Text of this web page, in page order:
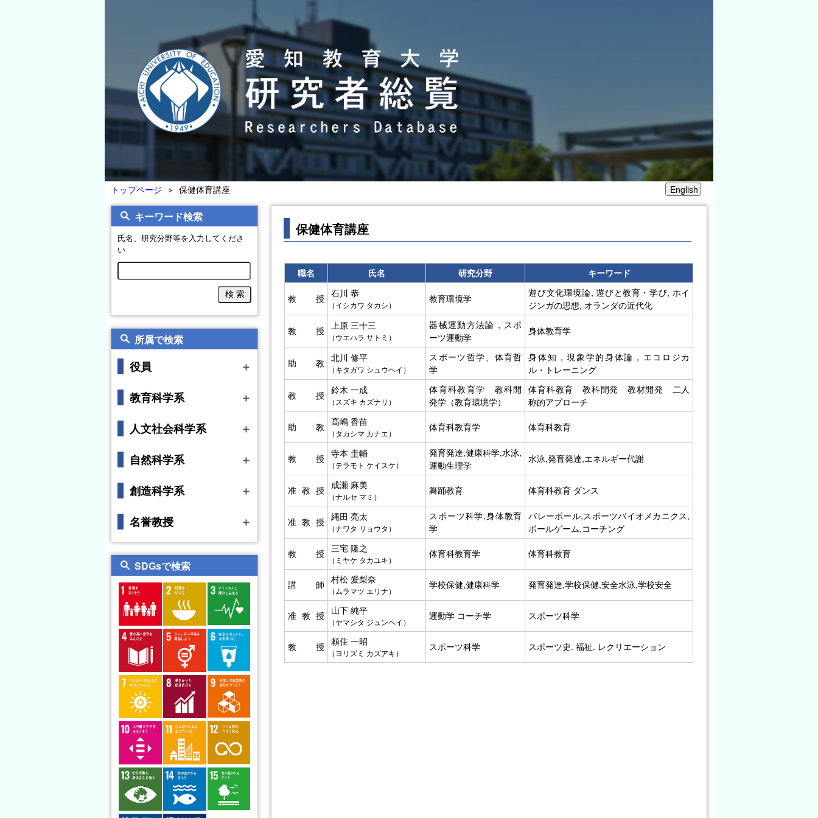
トップページ ＞ 保健体育講座 English
キーワード検索
氏名、研究分野等を入力してくださ
い
所属で検索
役員 ＋
学長
教育科学系 ＋
生活科教育講座
養護教育講座
学校教育講座
心理講座
福祉講座
教育ガバナンス講座
教育実践グループ
教職キャリアセンター
人文社会科学系 ＋
国語教育講座
外国語教育講座
日本語教育支援センター
自然科学系 ＋
数学教育講座
創造科学系 ＋
音楽教育講座
美術教育講座
保健体育講座
技術教育講座
家政教育講座
健康支援センター
名誉教授 ＋
人文社会科学系
自然科学系
創造科学系
SDGsで検索
保健体育講座
職名 氏名 研究分野 キーワード
教授 石川 恭
（イシカワ タカシ）
教育環境学
遊び文化環境論, 遊びと教育・学び, ホイ
ジンガの思想, オランダの近代化
教授 上原 三十三
（ウエハラ サトミ）
器械運動方法論，スポ
ーツ運動学
身体教育学
助教 北川 修平
（キタガワ シュウヘイ）
スポーツ哲学、体育哲
学
身体知，現象学的身体論，エコロジカ
ル・トレーニング
教授 鈴木 一成
（スズキ カズナリ）
体育科教育学 教科開
発学（教育環境学）
体育科教育 教科開発 教材開発 二人
称的アプローチ
助教 髙嶋 香苗
（タカシマ カナエ）
体育科教育学 体育科教育
教授 寺本 圭輔
（テラモト ケイスケ）
発育発達,健康科学,水泳,
運動生理学
水泳,発育発達,エネルギー代謝
准教授 成瀬 麻美
（ナルセ マミ）
舞踊教育 体育科教育 ダンス
准教授 縄田 亮太
（ナワタ リョウタ）
スポーツ科学,身体教育
学
バレーボール,スポーツバイオメカニクス,
ボールゲーム,コーチング
教授 三宅 隆之
（ミヤケ タカユキ）
体育科教育学 体育科教育
講師 村松 愛梨奈
（ムラマツ エリナ）
学校保健,健康科学 発育発達,学校保健,安全水泳,学校安全
准教授 山下 純平
（ヤマシタ ジュンペイ）
運動学 コーチ学 スポーツ科学
教授 頼住 一昭
（ヨリズミ カズアキ）
スポーツ科学 スポーツ史. 福祉. レクリエーション